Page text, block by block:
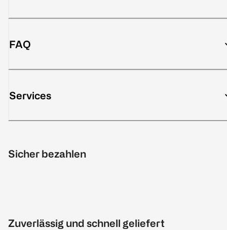
FAQ
Services
Sicher bezahlen
Zuverlässig und schnell geliefert